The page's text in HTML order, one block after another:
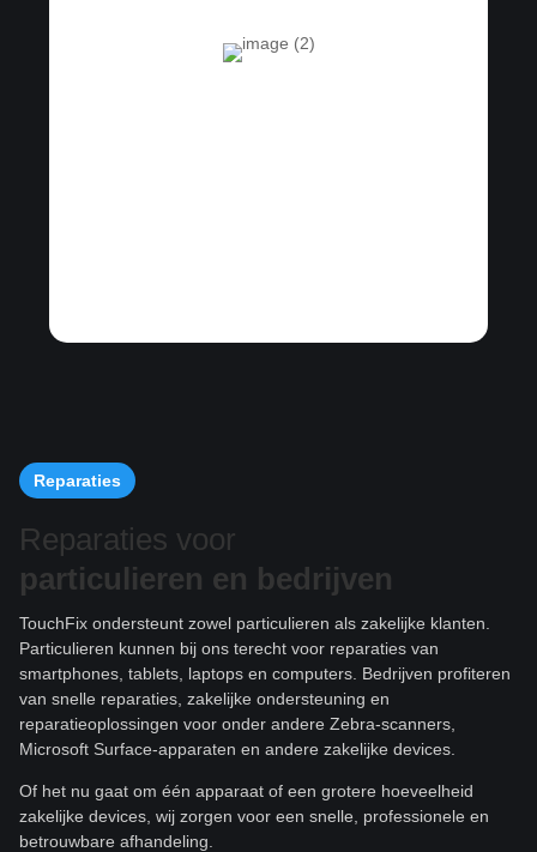
Reparaties
Reparaties voor
particulieren en bedrijven
TouchFix ondersteunt zowel particulieren als zakelijke klanten.
Particulieren kunnen bij ons terecht voor reparaties van
smartphones, tablets, laptops en computers. Bedrijven profiteren
van snelle reparaties, zakelijke ondersteuning en
reparatieoplossingen voor onder andere Zebra-scanners,
Microsoft Surface-apparaten en andere zakelijke devices.
Of het nu gaat om één apparaat of een grotere hoeveelheid
zakelijke devices, wij zorgen voor een snelle, professionele en
betrouwbare afhandeling.